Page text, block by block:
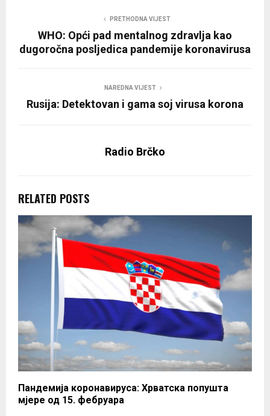
PRETHODNA VIJEST
WHO: Opći pad mentalnog zdravlja kao
dugoročna posljedica pandemije koronavirusa
NAREDNA VIJEST
Rusija: Detektovan i gama soj virusa korona
Radio Brčko
RELATED POSTS
Пандемија коронавируса: Хрватска попушта
мјере од 15. фебруара